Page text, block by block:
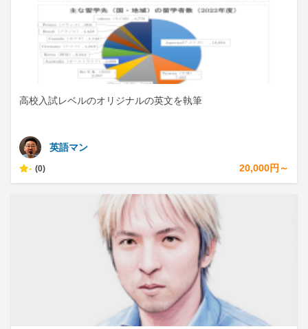
高校入試レベルのオリジナルの英文を執筆
英語マン
- (0) 20,000円～